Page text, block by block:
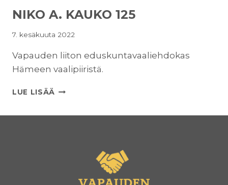
NIKO A. KAUKO 125
7. kesäkuuta 2022
Vapauden liiton eduskuntavaaliehdokas
Hämeen vaalipiiristä.
LUE LISÄÄ NIKO